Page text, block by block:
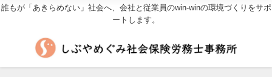
誰もが「あきらめない」社会へ、会社と従業員のwin-winの環境づくりをサポ
ートします。